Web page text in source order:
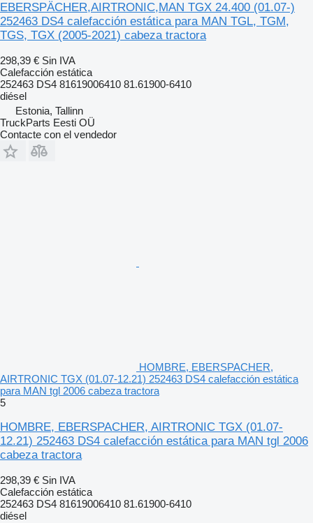
EBERSPÄCHER,AIRTRONIC,MAN TGX 24.400 (01.07-)
252463 DS4 calefacción estática para MAN TGL, TGM,
TGS, TGX (2005-2021) cabeza tractora
298,39 € Sin IVA
Calefacción estática
252463 DS4 81619006410 81.61900-6410
diésel
Estonia, Tallinn
TruckParts Eesti OÜ
Contacte con el vendedor
HOMBRE, EBERSPACHER,
AIRTRONIC TGX (01.07-12.21) 252463 DS4 calefacción estática
para MAN tgl 2006 cabeza tractora
5
HOMBRE, EBERSPACHER, AIRTRONIC TGX (01.07-
12.21) 252463 DS4 calefacción estática para MAN tgl 2006
cabeza tractora
298,39 € Sin IVA
Calefacción estática
252463 DS4 81619006410 81.61900-6410
diésel